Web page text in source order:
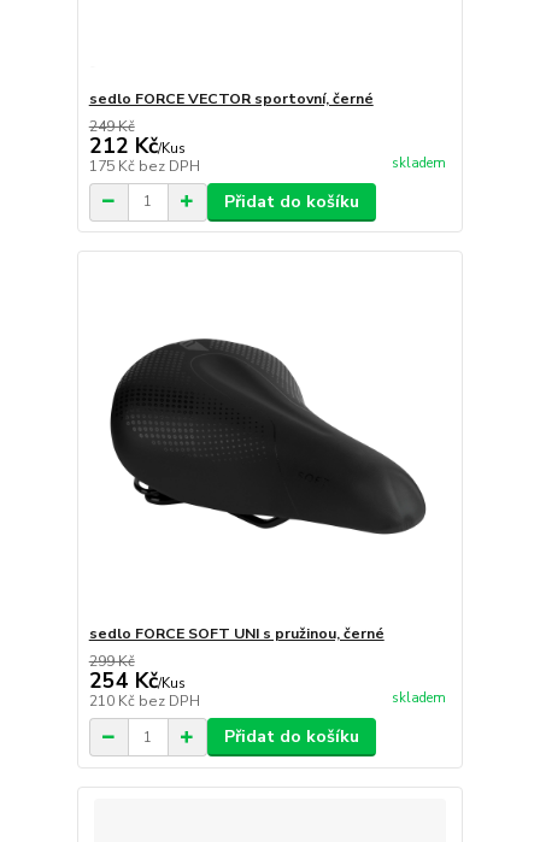
sedlo FORCE VECTOR sportovní, černé
249 Kč
212 Kč/Kus
175 Kč bez DPH skladem
Přidat do košíku
sedlo FORCE SOFT UNI s pružinou, černé
299 Kč
254 Kč/Kus
210 Kč bez DPH skladem
Přidat do košíku